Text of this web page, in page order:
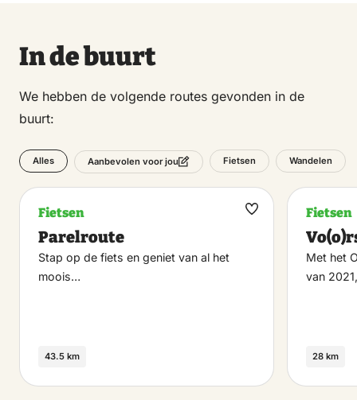
In de buurt
We hebben de volgende routes gevonden in de
buurt:
Alles Aanbevolen voor jou Fietsen Wandelen
Fietsen
Parelroute
Stap op de fiets en geniet van al het
moois…
43.5 km
Maak
Fietsen
Met het
van
28 km